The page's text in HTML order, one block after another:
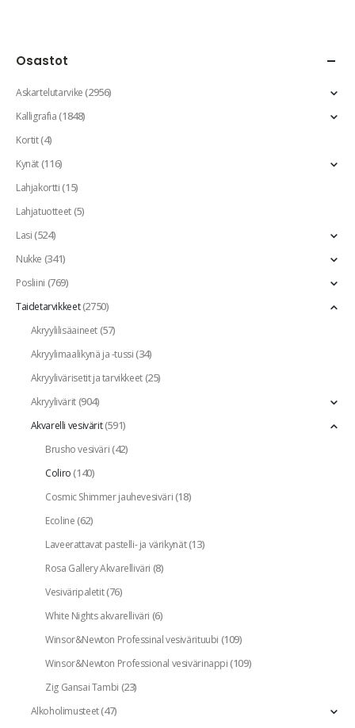
Osastot
Askartelutarvike(2956)
Kalligrafia(1848)
Kortit(4)
Kynät(116)
Lahjakortti(15)
Lahjatuotteet(5)
Lasi(524)
Nukke (341)
Posliini (769)
Taidetarvikkeet(2750)
Akryylilisäaineet(57)
Akryylimaalikynä ja -tussi(34)
Akryylivärisetit ja tarvikkeet(25)
Akryylivärit(904)
Akvarelli vesivärit(591)
Brusho vesiväri(42)
Coliro (140)
Cosmic Shimmer jauhevesiväri(18)
Ecoline(62)
Laveerattavat pastelli- ja värikynät(13)
Rosa Gallery Akvarelliväri (8)
Vesiväripaletit(76)
White Nights akvarelliväri (6)
Winsor&Newton Professinal vesivärituubi (109)
Winsor&Newton Professional vesivärinappi(109)
Zig Gansai Tambi (23)
Alkoholimusteet(47)